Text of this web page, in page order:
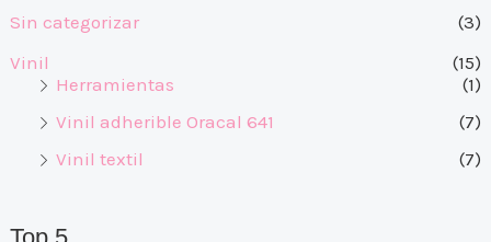
Sin categorizar
(3)
Vinil
(15)
Herramientas
(1)
Vinil adherible Oracal 641
(7)
Vinil textil
(7)